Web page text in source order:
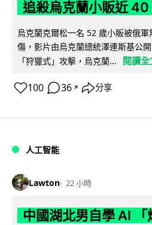
追殺烏克蘭小販近 40
烏克蘭克爾松一名 52 歲小販被俄
傷，影片由烏克蘭總統澤連斯基公
「狩獵式」攻擊，烏克蘭...
閱讀全
100 36 ↗ 分享
人工智能
Lawton 22 小時
中國湖北男自學 AI